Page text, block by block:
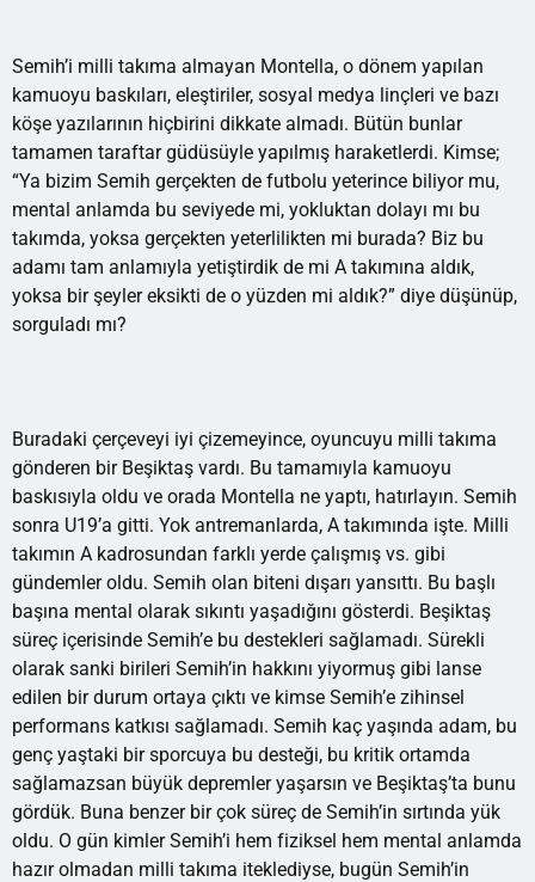
Semih’i milli takıma almayan Montella, o dönem yapılan
kamuoyu baskıları, eleştiriler, sosyal medya linçleri ve bazı
köşe yazılarının hiçbirini dikkate almadı. Bütün bunlar
tamamen taraftar güdüsüyle yapılmış haraketlerdi. Kimse;
“Ya bizim Semih gerçekten de futbolu yeterince biliyor mu,
mental anlamda bu seviyede mi, yokluktan dolayı mı bu
takımda, yoksa gerçekten yeterlilikten mi burada? Biz bu
adamı tam anlamıyla yetiştirdik de mi A takımına aldık,
yoksa bir şeyler eksikti de o yüzden mi aldık?” diye düşünüp,
sorguladı mı?
Buradaki çerçeveyi iyi çizemeyince, oyuncuyu milli takıma
gönderen bir Beşiktaş vardı. Bu tamamıyla kamuoyu
baskısıyla oldu ve orada Montella ne yaptı, hatırlayın. Semih
sonra U19’a gitti. Yok antremanlarda, A takımında işte. Milli
takımın A kadrosundan farklı yerde çalışmış vs. gibi
gündemler oldu. Semih olan biteni dışarı yansıttı. Bu başlı
başına mental olarak sıkıntı yaşadığını gösterdi. Beşiktaş
süreç içerisinde Semih’e bu destekleri sağlamadı. Sürekli
olarak sanki birileri Semih’in hakkını yiyormuş gibi lanse
edilen bir durum ortaya çıktı ve kimse Semih’e zihinsel
performans katkısı sağlamadı. Semih kaç yaşında adam, bu
genç yaştaki bir sporcuya bu desteği, bu kritik ortamda
sağlamazsan büyük depremler yaşarsın ve Beşiktaş’ta bunu
gördük. Buna benzer bir çok süreç de Semih’in sırtında yük
oldu. O gün kimler Semih’i hem fiziksel hem mental anlamda
hazır olmadan milli takıma iteklediyse, bugün Semih’in